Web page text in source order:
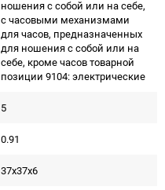
ношения с собой или на себе,
с часовыми механизмами
для часов, предназначенных
для ношения с собой или на
себе, кроме часов товарной
позиции 9104: электрические
5
0.91
37х37х6